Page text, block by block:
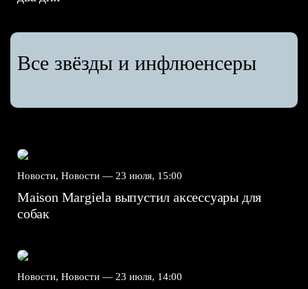
Все звёзды и инфлюенсеры
Новости, Новости — 23 июля, 15:00
Maison Margiela выпустил аксессуары для
собак
Новости, Новости — 23 июля, 14:00